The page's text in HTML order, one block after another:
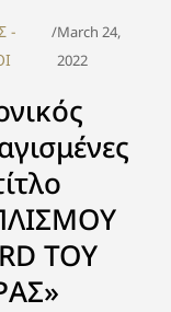
-
/March 24,
2022
ΤΟΥ